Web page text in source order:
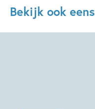
Bekijk ook eens